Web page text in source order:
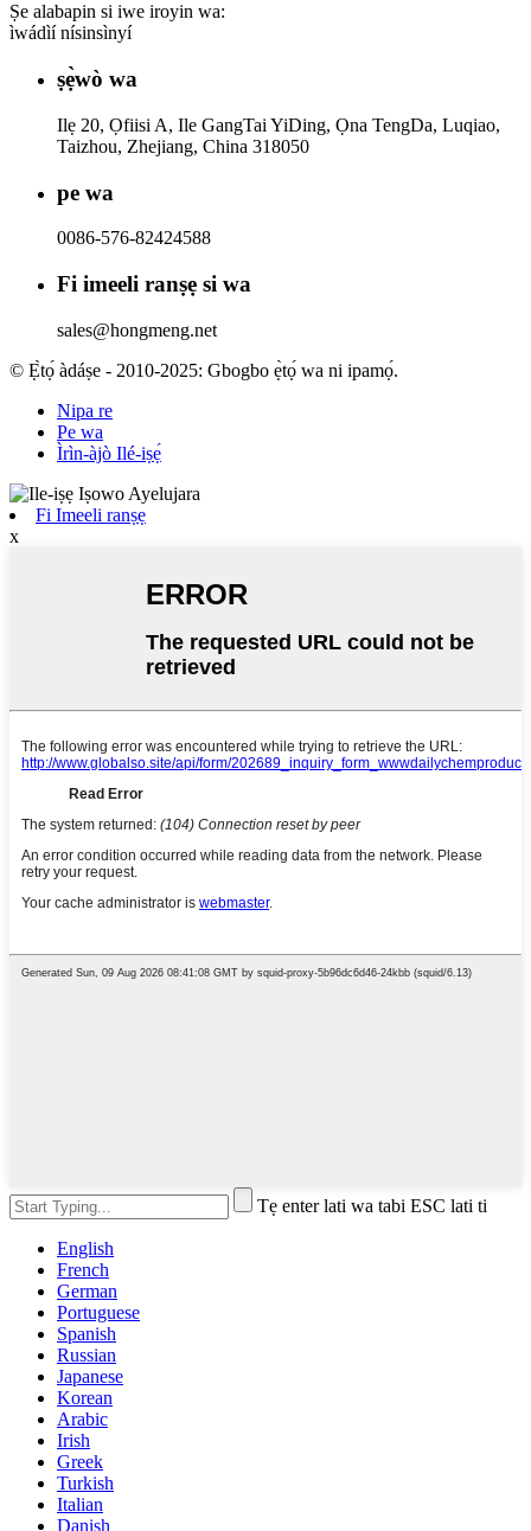
Ṣe alabapin si iwe iroyin wa:
ìwádìí nísinsìnyí
ṣẹ̀wò wa
Ilẹ 20, Ọfiisi A, Ile GangTai YiDing, Ọna TengDa, Luqiao,
Taizhou, Zhejiang, China 318050
pe wa
0086-576-82424588
Fi imeeli ranṣẹ si wa
sales@hongmeng.net
© Ẹ̀tọ́ àdáṣe - 2010-2025: Gbogbo ẹ̀tọ́ wa ni ipamọ́.
Nipa re
Pe wa
Ìrìn-àjò Ilé-iṣẹ́
Fi Imeeli ranṣẹ
x
Tẹ enter lati wa tabi ESC lati ti
English
French
German
Portuguese
Spanish
Russian
Japanese
Korean
Arabic
Irish
Greek
Turkish
Italian
Danish